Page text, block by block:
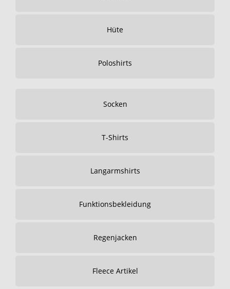
Hüte
Poloshirts
Socken
T-Shirts
Langarmshirts
Funktionsbekleidung
Regenjacken
Fleece Artikel